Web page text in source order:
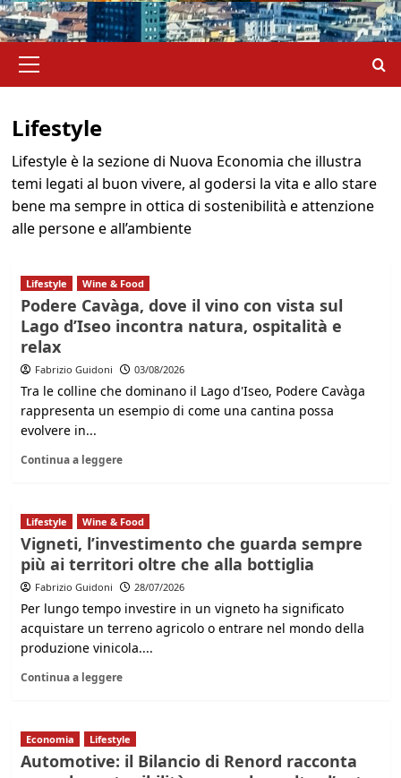
principale
Lifestyle
Lifestyle è la sezione di Nuova Economia che illustra
temi legati al buon vivere, al godersi la vita e allo stare
bene ma sempre in ottica di sostenibilità e attenzione
alle persone e all’ambiente
Lifestyle Wine & Food
Podere Cavàga, dove il vino con vista sul
Lago d’Iseo incontra natura, ospitalità e
relax
Fabrizio Guidoni 03/08/2026
Tra le colline che dominano il Lago d'Iseo, Podere Cavàga
rappresenta un esempio di come una cantina possa
evolvere in...
Continua a leggere
Lifestyle Wine & Food
Vigneti, l’investimento che guarda sempre
più ai territori oltre che alla bottiglia
Fabrizio Guidoni 28/07/2026
Per lungo tempo investire in un vigneto ha significato
acquistare un terreno agricolo o entrare nel mondo della
produzione vinicola....
Continua a leggere
Economia Lifestyle
Automotive: il Bilancio di Renord racconta